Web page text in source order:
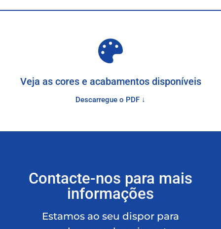
Veja as cores e acabamentos disponíveis
Descarregue o PDF ↓
Contacte-nos para mais
informações
Estamos ao seu dispor para